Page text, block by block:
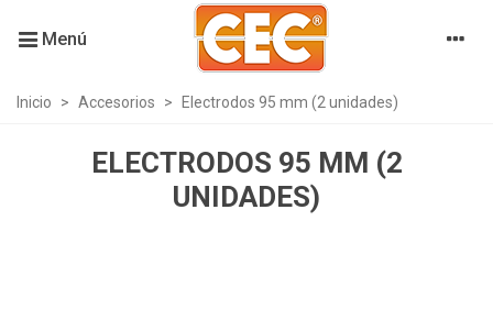
Menú
Inicio > Accesorios > Electrodos 95 mm (2 unidades)
ELECTRODOS 95 MM (2
UNIDADES)